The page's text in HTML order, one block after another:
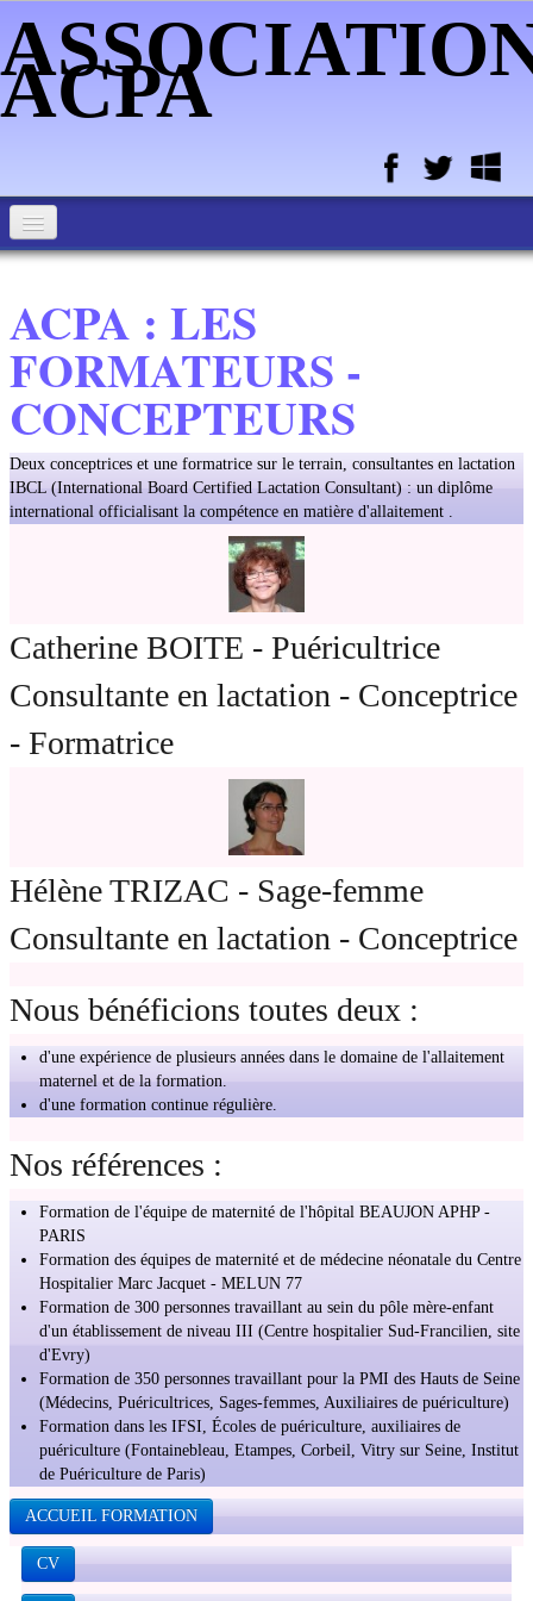
ACPA
ACCUEIL ASSOCIATION ACPA
MEMBRES DE L'ASSOCIATION
ALIMENTATION DU NOUVEAU-NE ET DE L'ENFANT
PORTAGE - MASSAGE - SOMMEIL - BAIN ENVELOPPE - DU
BB
ATELIER HOPITAL DE MELUN ET CPTS
BIO ENERGIE ACMOS - MASSAGES ENERGETIQUES -
DEPROGRAMMATION DES SENSIBILITES LUMEN CARE -
GUY WAWSZCZYK
ACROYOGA / CIRQUE
VIDEOS
FORMATION
ACPA : LES
FORMATEURS -
CONCEPTEURS
Deux conceptrices et une formatrice sur le terrain, consultantes en lactation
IBCL (International Board Certified Lactation Consultant) : un diplôme
international officialisant la compétence en matière d'allaitement .
Catherine BOITE - Puéricultrice
Consultante en lactation - Conceptrice
- Formatrice
Hélène TRIZAC - Sage-femme
Consultante en lactation - Conceptrice
Nous bénéficions toutes deux :
d'une expérience de plusieurs années dans le domaine de l'allaitement
maternel et de la formation.
d'une formation continue régulière.
Nos références :
Formation de l'équipe de maternité de l'hôpital BEAUJON APHP -
PARIS
Formation des équipes de maternité et de médecine néonatale du Centre
Hospitalier Marc Jacquet - MELUN 77
Formation de 300 personnes travaillant au sein du pôle mère-enfant
d'un établissement de niveau III (Centre hospitalier Sud-Francilien, site
d'Evry)
Formation de 350 personnes travaillant pour la PMI des Hauts de Seine
(Médecins, Puéricultrices, Sages-femmes, Auxiliaires de puériculture)
Formation dans les IFSI, Écoles de puériculture, auxiliaires de
puériculture (Fontainebleau, Etampes, Corbeil, Vitry sur Seine, Institut
de Puériculture de Paris)
ACCUEIL FORMATION
CV